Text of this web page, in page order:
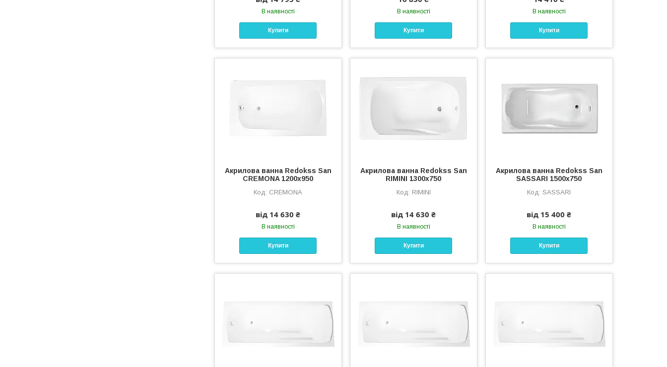
В наявності
Купити
В наявності
Купити
В наявності
Купити
Акрилова ванна Redokss San
CREMONA 1200x950
CREMONA
від 14 630 ₴
В наявності
Купити
Акрилова ванна Redokss San
RIMINI 1300x750
RIMINI
від 14 630 ₴
В наявності
Купити
Акрилова ванна Redokss San
SASSARI 1500х750
SASSARI
від 15 400 ₴
В наявності
Купити